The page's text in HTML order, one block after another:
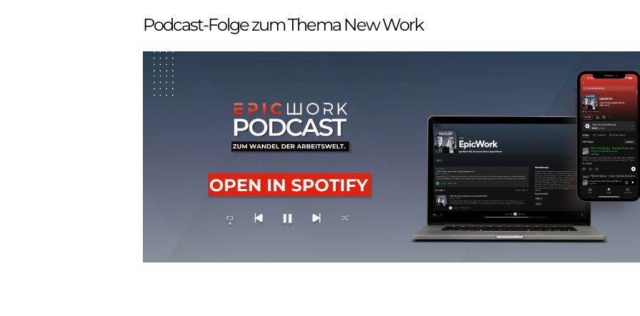
Podcast-Folge zum Thema New Work